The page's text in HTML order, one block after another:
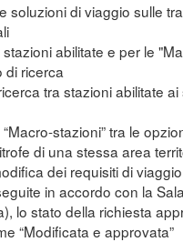
soluzioni di viaggio sulle
abilitate e per le
di ricerca
tra stazioni abilitate ai
stazioni” tra le
di una stessa area
dei requisiti di
in accordo con la
lo stato della richiesta
“Modificata e approvata”